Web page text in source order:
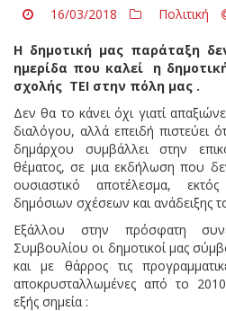
16/03/2018 Πολιτική
Η δημοτική μας παράταξη
ημερίδα που καλεί η
σχολής ΤΕΙ στην πόλη μας .
Δεν θα το κάνει όχι γιατί
διαλόγου, αλλά επειδή πιστεύει
δημάρχου συμβάλλει στην
θέματος, σε μια εκδήλωση που
ουσιαστικό αποτέλεσμα,
δημόσιων σχέσεων και ανάδειξης
Εξάλλου στην πρόσφατη
Συμβουλίου οι δημοτικοί μας
και με θάρρος τις
αποκρυσταλλωμένες από το
εξής σημεία :